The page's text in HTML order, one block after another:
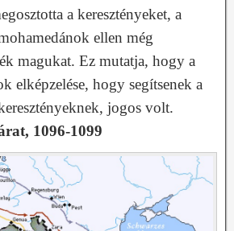
a keresztényeket, a
ellen még
magukat. Ez mutatja, hogy a
elképzelése, hogy segítsenek a
jogos volt.
1096-1099